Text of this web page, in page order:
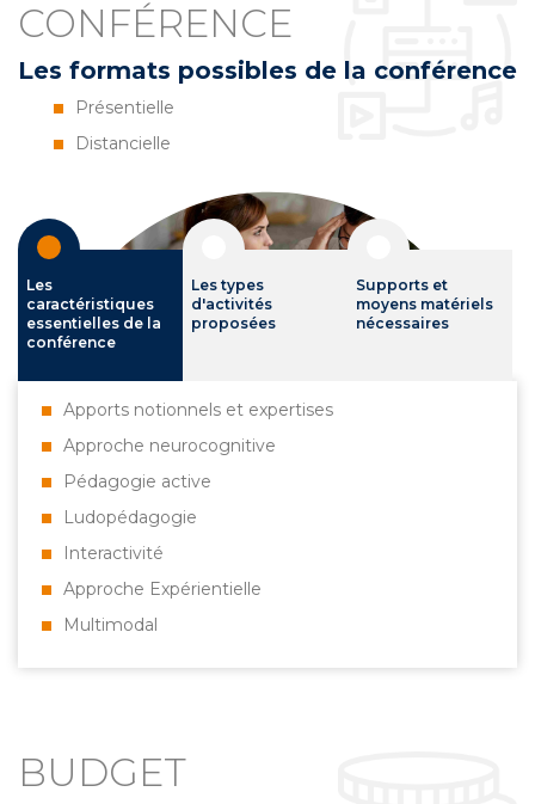
CONFÉRENCE
Les formats possibles de la conférence
Présentielle
Distancielle
Les
caractéristiques
essentielles de la
conférence
Les types
d'activités
proposées
Supports et
moyens matériels
nécessaires
Apports notionnels et expertises
Approche neurocognitive
Pédagogie active
Ludopédagogie
Interactivité
Approche Expérientielle
Multimodal
BUDGET